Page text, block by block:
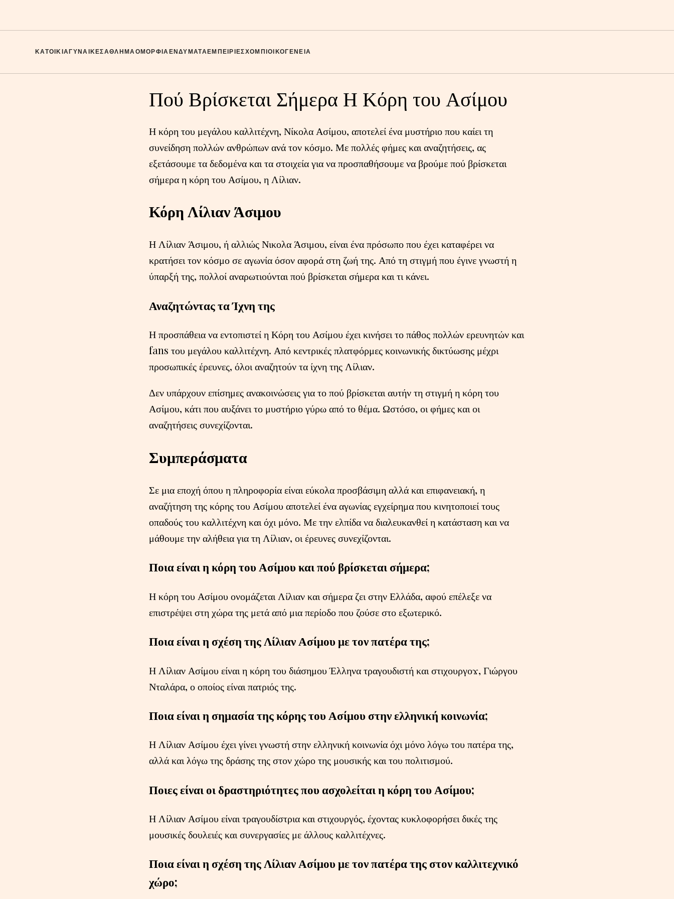
ΚΑΤΟΙΚΊΑΓΥΝΑΊΚΕΣΑΘΛΗΜΑΟΜΟΡΦΙΆΕΝΔΎΜΑΤΑΕΜΠΕΙΡΊΕΣΧΌΜΠΙΟΙΚΟΓΈΝΕΙΑ
Πού Βρίσκεται Σήμερα Η Κόρη του Ασίμου
Η κόρη του μεγάλου καλλιτέχνη, Νίκολα Ασίμου, αποτελεί ένα μυστήριο που καίει τη
συνείδηση πολλών ανθρώπων ανά τον κόσμο. Με πολλές φήμες και αναζητήσεις, ας
εξετάσουμε τα δεδομένα και τα στοιχεία για να προσπαθήσουμε να βρούμε πού βρίσκεται
σήμερα η κόρη του Ασίμου, η Λίλιαν.
Κόρη Λίλιαν Άσιμου
Η Λίλιαν Άσιμου, ή αλλιώς Νικολα Άσιμου, είναι ένα πρόσωπο που έχει καταφέρει να
κρατήσει τον κόσμο σε αγωνία όσον αφορά στη ζωή της. Από τη στιγμή που έγινε γνωστή η
ύπαρξή της, πολλοί αναρωτιούνται πού βρίσκεται σήμερα και τι κάνει.
Αναζητώντας τα Ίχνη της
Η προσπάθεια να εντοπιστεί η Κόρη του Ασίμου έχει κινήσει το πάθος πολλών ερευνητών και
fans του μεγάλου καλλιτέχνη. Από κεντρικές πλατφόρμες κοινωνικής δικτύωσης μέχρι
προσωπικές έρευνες, όλοι αναζητούν τα ίχνη της Λίλιαν.
Δεν υπάρχουν επίσημες ανακοινώσεις για το πού βρίσκεται αυτήν τη στιγμή η κόρη του
Ασίμου, κάτι που αυξάνει το μυστήριο γύρω από το θέμα. Ωστόσο, οι φήμες και οι
αναζητήσεις συνεχίζονται.
Συμπεράσματα
Σε μια εποχή όπου η πληροφορία είναι εύκολα προσβάσιμη αλλά και επιφανειακή, η
αναζήτηση της κόρης του Ασίμου αποτελεί ένα αγωνίας εγχείρημα που κινητοποιεί τους
οπαδούς του καλλιτέχνη και όχι μόνο. Με την ελπίδα να διαλευκανθεί η κατάσταση και να
μάθουμε την αλήθεια για τη Λίλιαν, οι έρευνες συνεχίζονται.
Ποια είναι η κόρη του Ασίμου και πού βρίσκεται σήμερα;
Η κόρη του Ασίμου ονομάζεται Λίλιαν και σήμερα ζει στην Ελλάδα, αφού επέλεξε να
επιστρέψει στη χώρα της μετά από μια περίοδο που ζούσε στο εξωτερικό.
Ποια είναι η σχέση της Λίλιαν Ασίμου με τον πατέρα της;
Η Λίλιαν Ασίμου είναι η κόρη του διάσημου Έλληνα τραγουδιστή και στιχουργοϫ, Γιώργου
Νταλάρα, ο οποίος είναι πατριός της.
Ποια είναι η σημασία της κόρης του Ασίμου στην ελληνική κοινωνία;
Η Λίλιαν Ασίμου έχει γίνει γνωστή στην ελληνική κοινωνία όχι μόνο λόγω του πατέρα της,
αλλά και λόγω της δράσης της στον χώρο της μουσικής και του πολιτισμού.
Ποιες είναι οι δραστηριότητες που ασχολείται η κόρη του Ασίμου;
Η Λίλιαν Ασίμου είναι τραγουδίστρια και στιχουργός, έχοντας κυκλοφορήσει δικές της
μουσικές δουλειές και συνεργασίες με άλλους καλλιτέχνες.
Ποια είναι η σχέση της Λίλιαν Ασίμου με τον πατέρα της στον καλλιτεχνικό
χώρο;